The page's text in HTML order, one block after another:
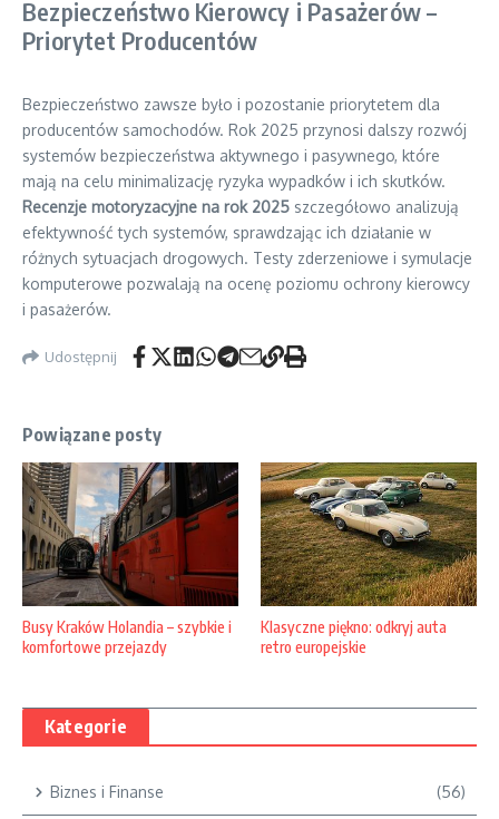
Bezpieczeństwo Kierowcy i Pasażerów –
Priorytet Producentów
Bezpieczeństwo zawsze było i pozostanie priorytetem dla
producentów samochodów. Rok 2025 przynosi dalszy rozwój
systemów bezpieczeństwa aktywnego i pasywnego, które
mają na celu minimalizację ryzyka wypadków i ich skutków.
Recenzje motoryzacyjne na rok 2025 szczegółowo analizują
efektywność tych systemów, sprawdzając ich działanie w
różnych sytuacjach drogowych. Testy zderzeniowe i symulacje
komputerowe pozwalają na ocenę poziomu ochrony kierowcy
i pasażerów.
Udostępnij
Powiązane posty
Busy Kraków Holandia – szybkie i
komfortowe przejazdy
Klasyczne piękno: odkryj auta
retro europejskie
Kategorie
Biznes i Finanse (56)